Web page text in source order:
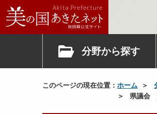
分野から探す
このページの現在位置： ホーム
県議会